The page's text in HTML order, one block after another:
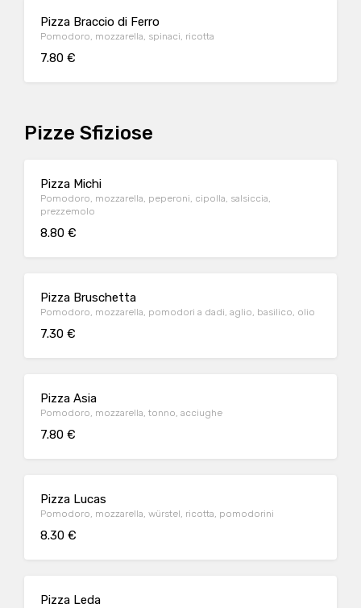
Pizza Braccio di Ferro
Pomodoro, mozzarella, spinaci, ricotta
7.80 €
Pizze Sfiziose
Pizza Michi
Pomodoro, mozzarella, peperoni, cipolla, salsiccia,
prezzemolo
8.80 €
Pizza Bruschetta
Pomodoro, mozzarella, pomodori a dadi, aglio, basilico, olio
7.30 €
Pizza Asia
Pomodoro, mozzarella, tonno, acciughe
7.80 €
Pizza Lucas
Pomodoro, mozzarella, würstel, ricotta, pomodorini
8.30 €
Pizza Leda